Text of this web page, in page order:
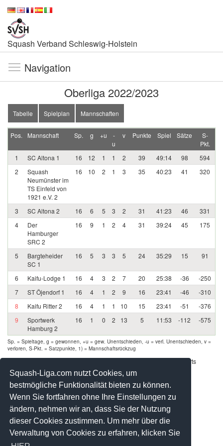
Squash-Liga.com nutzt Cookies, um
bestmögliche Funktionalität bieten zu können.
Wenn Sie fortfahren ohne Ihre Einstellungen zu
ändern, nehmen wir an, dass Sie der Nutzung
dieser Cookies zustimmen. Um mehr über die
Verwaltung von Cookies zu erfahren, klicken Sie
Squash Verband Schleswig-Holstein
Navigation
Oberliga 2022/2023
Tabelle Spielplan Mannschaften
Pos. Mannschaft Sp. g +u
-
u
v Punkte Spiel Sätze
S-
Pkt.
1
SC Altona 1 16 12 1 1 2 39 49:14 98
594
2
Squash
Neumünster im
TS Einfeld von
1921 e.V. 2
16 10 2 1 3 35 40:23 41 320
3 SC Altona 2 16 6 5 3 2 31 41:23 46
331
4
Der
Hamburger
SRC 2
16 9 1 2 4 31 39:24 45 175
5
Bargteheider
SC 1
16 5 3 3 5 24 35:29 15 91
6 Kaifu-Lodge 1 16 4 3 2 7 20 25:38 -36
-250
7
ST Öjendorf 1 16 4 1 2 9 16 23:41 -46
-310
8
Kaifu Ritter 2 16 4 1 1 10 15 23:41 -51
-376
9
Sportwerk
Hamburg 2
16 1 0 2 13 5 11:53 -112 -575
Sp. = Spieltage, g = gewonnen, +u = gew. Unentschieden, -u = verl. Unentschieden, v =
verloren, S-Pkt. = Satzpunkte, 1) = Mannschaftsrückzug
Werbung - Offizielle Pool Partner des deutschen Squashsports